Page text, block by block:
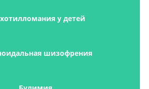
у детей
шизофрения